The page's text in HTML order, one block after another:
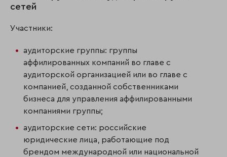
сетей
Участники:
аудиторские группы: группы
аффилированных компаний во главе с
аудиторской организацией или во главе с
компанией, созданной собственниками
бизнеса для управления аффилированными
компаниями группы;
аудиторские сети: российские
юридические лица, работающие под
брендом международной или национальной